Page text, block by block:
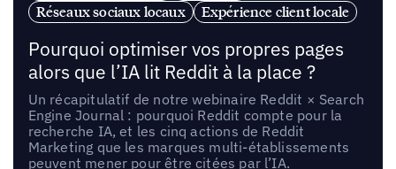
Réseaux sociaux locaux
Expérience client locale
Pourquoi optimiser vos propres pages
alors que l’IA lit Reddit à la place ?
Un récapitulatif de notre webinaire Reddit × Search
Engine Journal : pourquoi Reddit compte pour la
recherche IA, et les cinq actions de Reddit
Marketing que les marques multi-établissements
peuvent mener pour être citées par l’IA.